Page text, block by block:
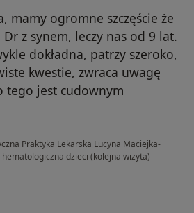
mamy ogromne szczęście że
z synem, leczy nas od 9 lat.
dokładna, patrzy szeroko,
kwestie, zwraca uwagę
tego jest cudownym
Praktyka Lekarska Lucyna Maciejka-
hematologiczna dzieci (kolejna wizyta)